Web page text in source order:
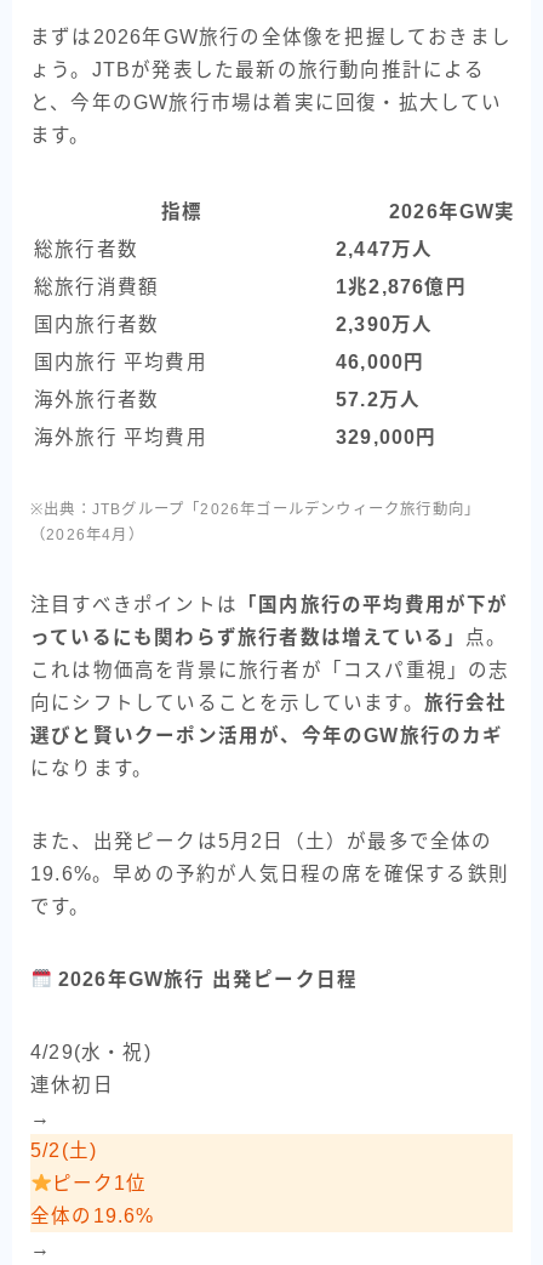
まずは2026年GW旅行の全体像を把握しておきまし
ょう。JTBが発表した最新の旅行動向推計による
と、今年のGW旅行市場は着実に回復・拡大してい
ます。
指標
2026年GW実績
総旅行者数
2,447万人
総旅行消費額
1兆2,876億円
国内旅行者数
2,390万人
国内旅行 平均費用
46,000円
海外旅行者数
57.2万人
海外旅行 平均費用
329,000円
※出典：JTBグループ「2026年ゴールデンウィーク旅行動向」
（2026年4月）
注目すべきポイントは
「国内旅行の平均費用が下が
っているにも関わらず旅行者数は増えている」
点。
これは物価高を背景に旅行者が「コスパ重視」の志
向にシフトしていることを示しています。 旅行会社
選びと賢いクーポン活用が、今年のGW旅行のカギ
になります。
また、出発ピークは5月2日（土）が最多で全体の
19.6%。早めの予約が人気日程の席を確保する鉄則
です。
2026年GW旅行 出発ピーク日程
4/29(水・祝)
連休初日
→
5/2(土)
ピーク1位
全体の19.6%
→